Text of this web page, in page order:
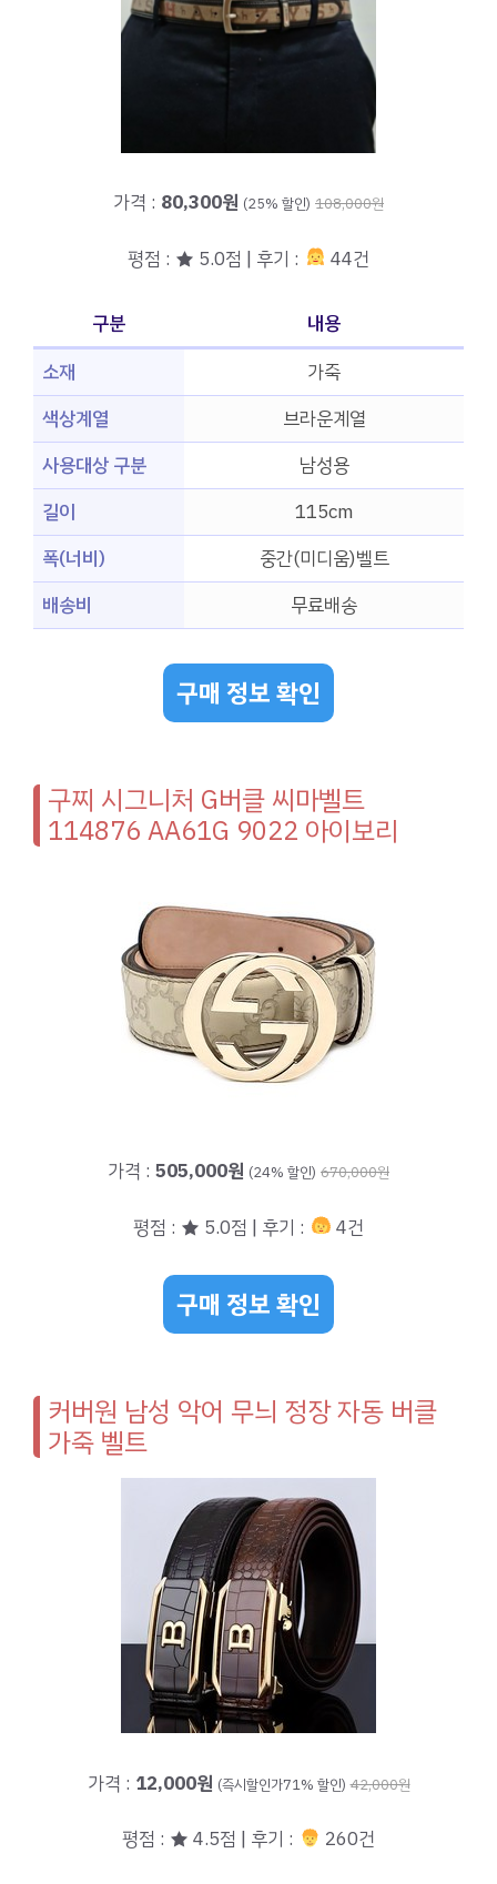
가격 : 80,300원 (25% 할인) 108,000원
평점 : ★ 5.0점 | 후기 : 44건
구분
내용
소재
가죽
색상계열
브라운계열
사용대상 구분
남성용
길이
115cm
폭(너비)
중간(미디움)벨트
배송비
무료배송
구매 정보 확인
구찌 시그니처 G버클 씨마벨트
114876 AA61G 9022 아이보리
가격 : 505,000원 (24% 할인) 670,000원
평점 : ★ 5.0점 | 후기 : 4건
구매 정보 확인
커버원 남성 악어 무늬 정장 자동 버클
가죽 벨트
가격 : 12,000원 (즉시할인가71% 할인) 42,000원
평점 : ★ 4.5점 | 후기 : 260건